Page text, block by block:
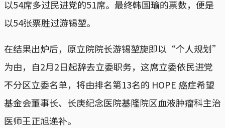
以54席多过民进党的51席。最终韩国瑜的票数，便是
以54张票胜过游锡堃。
在结果出炉后，原立院院长游锡堃旋即以“个人规划”
为由，自2月2日起辞去立委职务，这席立委依民进党
不分区立委名单，将由排名第13名的 HOPE 癌症希望
基金会董事长、长庚纪念医院基隆院区血液肿瘤科主治
医师王正旭递补。